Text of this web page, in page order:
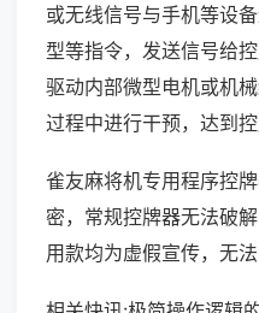
或无线信号与手机等设
型等指令，发送信号给
驱动内部微型电机或机
过程中进行干预，达到控
雀友麻将机专用程序控
密，常规控牌器无法破
用款均为虚假宣传，无